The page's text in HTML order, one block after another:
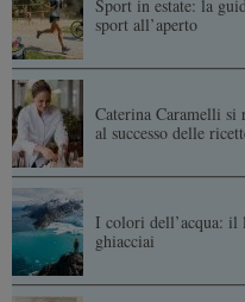
Sport in estate: la
sport all’aperto
Caterina Caramelli si
al successo delle
I colori dell’acqua: il
ghiacciai